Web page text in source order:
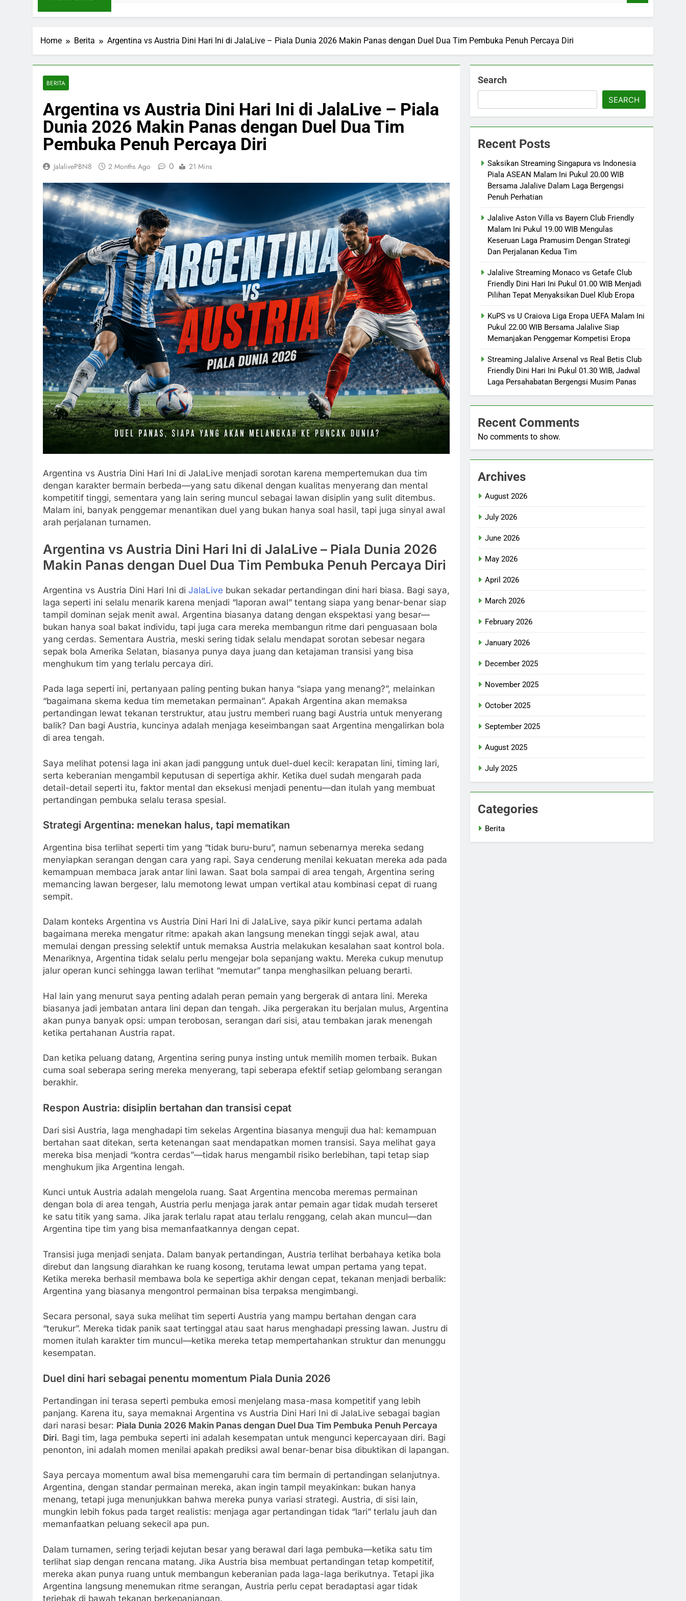
Home Berita Argentina vs Austria Dini Hari Ini di JalaLive – Piala Dunia 2026 Makin Panas dengan Duel Dua Tim Pembuka Penuh Percaya Diri
BERITA
Argentina vs Austria Dini Hari Ini di JalaLive – Piala
Dunia 2026 Makin Panas dengan Duel Dua Tim
Pembuka Penuh Percaya Diri
JalalivePBN8 2 Months Ago 0 21 Mins
Argentina vs Austria Dini Hari Ini di JalaLive menjadi sorotan karena mempertemukan dua tim
dengan karakter bermain berbeda—yang satu dikenal dengan kualitas menyerang dan mental
kompetitif tinggi, sementara yang lain sering muncul sebagai lawan disiplin yang sulit ditembus.
Malam ini, banyak penggemar menantikan duel yang bukan hanya soal hasil, tapi juga sinyal awal
arah perjalanan turnamen.
Argentina vs Austria Dini Hari Ini di JalaLive – Piala Dunia 2026
Makin Panas dengan Duel Dua Tim Pembuka Penuh Percaya Diri
Argentina vs Austria Dini Hari Ini di JalaLive bukan sekadar pertandingan dini hari biasa. Bagi saya,
laga seperti ini selalu menarik karena menjadi “laporan awal” tentang siapa yang benar-benar siap
tampil dominan sejak menit awal. Argentina biasanya datang dengan ekspektasi yang besar—
bukan hanya soal bakat individu, tapi juga cara mereka membangun ritme dari penguasaan bola
yang cerdas. Sementara Austria, meski sering tidak selalu mendapat sorotan sebesar negara
sepak bola Amerika Selatan, biasanya punya daya juang dan ketajaman transisi yang bisa
menghukum tim yang terlalu percaya diri.
Pada laga seperti ini, pertanyaan paling penting bukan hanya “siapa yang menang?”, melainkan
“bagaimana skema kedua tim memetakan permainan”. Apakah Argentina akan memaksa
pertandingan lewat tekanan terstruktur, atau justru memberi ruang bagi Austria untuk menyerang
balik? Dan bagi Austria, kuncinya adalah menjaga keseimbangan saat Argentina mengalirkan bola
di area tengah.
Saya melihat potensi laga ini akan jadi panggung untuk duel-duel kecil: kerapatan lini, timing lari,
serta keberanian mengambil keputusan di sepertiga akhir. Ketika duel sudah mengarah pada
detail-detail seperti itu, faktor mental dan eksekusi menjadi penentu—dan itulah yang membuat
pertandingan pembuka selalu terasa spesial.
Strategi Argentina: menekan halus, tapi mematikan
Argentina bisa terlihat seperti tim yang “tidak buru-buru”, namun sebenarnya mereka sedang
menyiapkan serangan dengan cara yang rapi. Saya cenderung menilai kekuatan mereka ada pada
kemampuan membaca jarak antar lini lawan. Saat bola sampai di area tengah, Argentina sering
memancing lawan bergeser, lalu memotong lewat umpan vertikal atau kombinasi cepat di ruang
sempit.
Dalam konteks Argentina vs Austria Dini Hari Ini di JalaLive, saya pikir kunci pertama adalah
bagaimana mereka mengatur ritme: apakah akan langsung menekan tinggi sejak awal, atau
memulai dengan pressing selektif untuk memaksa Austria melakukan kesalahan saat kontrol bola.
Menariknya, Argentina tidak selalu perlu mengejar bola sepanjang waktu. Mereka cukup menutup
jalur operan kunci sehingga lawan terlihat “memutar” tanpa menghasilkan peluang berarti.
Hal lain yang menurut saya penting adalah peran pemain yang bergerak di antara lini. Mereka
biasanya jadi jembatan antara lini depan dan tengah. Jika pergerakan itu berjalan mulus, Argentina
akan punya banyak opsi: umpan terobosan, serangan dari sisi, atau tembakan jarak menengah
ketika pertahanan Austria rapat.
Dan ketika peluang datang, Argentina sering punya insting untuk memilih momen terbaik. Bukan
cuma soal seberapa sering mereka menyerang, tapi seberapa efektif setiap gelombang serangan
berakhir.
Respon Austria: disiplin bertahan dan transisi cepat
Dari sisi Austria, laga menghadapi tim sekelas Argentina biasanya menguji dua hal: kemampuan
bertahan saat ditekan, serta ketenangan saat mendapatkan momen transisi. Saya melihat gaya
mereka bisa menjadi “kontra cerdas”—tidak harus mengambil risiko berlebihan, tapi tetap siap
menghukum jika Argentina lengah.
Kunci untuk Austria adalah mengelola ruang. Saat Argentina mencoba meremas permainan
dengan bola di area tengah, Austria perlu menjaga jarak antar pemain agar tidak mudah terseret
ke satu titik yang sama. Jika jarak terlalu rapat atau terlalu renggang, celah akan muncul—dan
Argentina tipe tim yang bisa memanfaatkannya dengan cepat.
Transisi juga menjadi senjata. Dalam banyak pertandingan, Austria terlihat berbahaya ketika bola
direbut dan langsung diarahkan ke ruang kosong, terutama lewat umpan pertama yang tepat.
Ketika mereka berhasil membawa bola ke sepertiga akhir dengan cepat, tekanan menjadi berbalik:
Argentina yang biasanya mengontrol permainan bisa terpaksa mengimbangi.
Secara personal, saya suka melihat tim seperti Austria yang mampu bertahan dengan cara
“terukur”. Mereka tidak panik saat tertinggal atau saat harus menghadapi pressing lawan. Justru di
momen itulah karakter tim muncul—ketika mereka tetap mempertahankan struktur dan menunggu
kesempatan.
Duel dini hari sebagai penentu momentum Piala Dunia 2026
Pertandingan ini terasa seperti pembuka emosi menjelang masa-masa kompetitif yang lebih
panjang. Karena itu, saya memaknai Argentina vs Austria Dini Hari Ini di JalaLive sebagai bagian
dari narasi besar: Piala Dunia 2026 Makin Panas dengan Duel Dua Tim Pembuka Penuh Percaya
Diri. Bagi tim, laga pembuka seperti ini adalah kesempatan untuk mengunci kepercayaan diri. Bagi
penonton, ini adalah momen menilai apakah prediksi awal benar-benar bisa dibuktikan di lapangan.
Saya percaya momentum awal bisa memengaruhi cara tim bermain di pertandingan selanjutnya.
Argentina, dengan standar permainan mereka, akan ingin tampil meyakinkan: bukan hanya
menang, tetapi juga menunjukkan bahwa mereka punya variasi strategi. Austria, di sisi lain,
mungkin lebih fokus pada target realistis: menjaga agar pertandingan tidak “lari” terlalu jauh dan
memanfaatkan peluang sekecil apa pun.
Dalam turnamen, sering terjadi kejutan besar yang berawal dari laga pembuka—ketika satu tim
terlihat siap dengan rencana matang. Jika Austria bisa membuat pertandingan tetap kompetitif,
mereka akan punya ruang untuk membangun keberanian pada laga-laga berikutnya. Tetapi jika
Argentina langsung menemukan ritme serangan, Austria perlu cepat beradaptasi agar tidak
terjebak di bawah tekanan berkepanjangan.
Search
SEARCH
Recent Posts
Saksikan Streaming Singapura vs Indonesia
Piala ASEAN Malam Ini Pukul 20.00 WIB
Bersama Jalalive Dalam Laga Bergengsi
Penuh Perhatian
Jalalive Aston Villa vs Bayern Club Friendly
Malam Ini Pukul 19.00 WIB Mengulas
Keseruan Laga Pramusim Dengan Strategi
Dan Perjalanan Kedua Tim
Jalalive Streaming Monaco vs Getafe Club
Friendly Dini Hari Ini Pukul 01.00 WIB Menjadi
Pilihan Tepat Menyaksikan Duel Klub Eropa
KuPS vs U Craiova Liga Eropa UEFA Malam Ini
Pukul 22.00 WIB Bersama Jalalive Siap
Memanjakan Penggemar Kompetisi Eropa
Streaming Jalalive Arsenal vs Real Betis Club
Friendly Dini Hari Ini Pukul 01.30 WIB, Jadwal
Laga Persahabatan Bergengsi Musim Panas
Recent Comments
No comments to show.
Archives
August 2026
July 2026
June 2026
May 2026
April 2026
March 2026
February 2026
January 2026
December 2025
November 2025
October 2025
September 2025
August 2025
July 2025
Categories
Berita